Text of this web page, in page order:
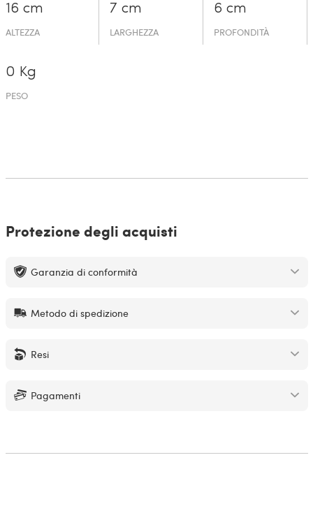
16 cm
ALTEZZA
7 cm
LARGHEZZA
6 cm
PROFONDITÀ
0 Kg
PESO
Protezione degli acquisti
Garanzia di conformità
Metodo di spedizione
Resi
Pagamenti